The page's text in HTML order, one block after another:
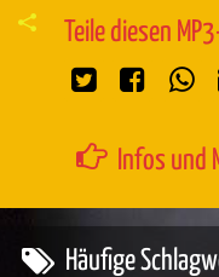
Teile diesen
Infos und
Häufige